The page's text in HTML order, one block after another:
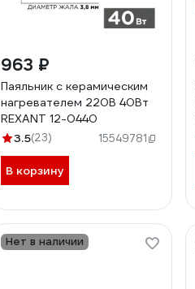
963 ₽
Паяльник с керамическим
нагревателем 220В 40Вт
REXANT 12-0440
3.5(23) 15549781
В корзину
Нет в наличии